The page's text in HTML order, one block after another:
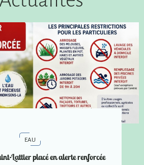
EAU
Lattier placé en alerte renforcée